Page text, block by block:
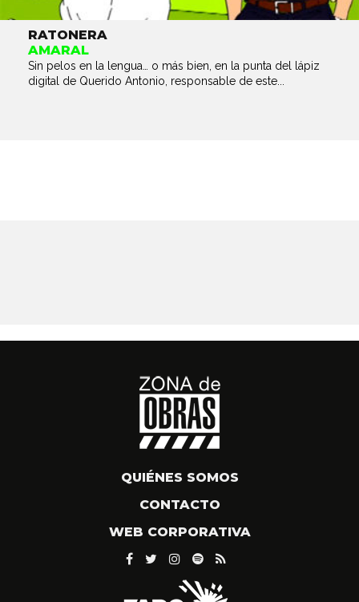
RATONERA
AMARAL
Sin pelos en la lengua… o más bien, en la punta del lápiz
digital de Querido Antonio, responsable de este...
QUIÉNES SOMOS
CONTACTO
WEB CORPORATIVA